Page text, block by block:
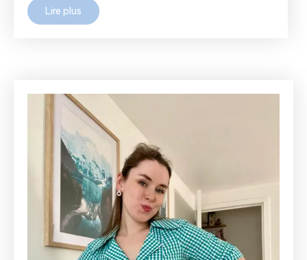
Lire plus